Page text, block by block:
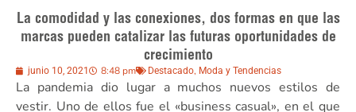
La comodidad y las conexiones, dos formas en que las
marcas pueden catalizar las futuras oportunidades de
crecimiento
junio 10, 2021 8:48 pm Destacado, Moda y Tendencias
La pandemia dio lugar a muchos nuevos estilos de
vestir. Uno de ellos fue el «business casual», en el que